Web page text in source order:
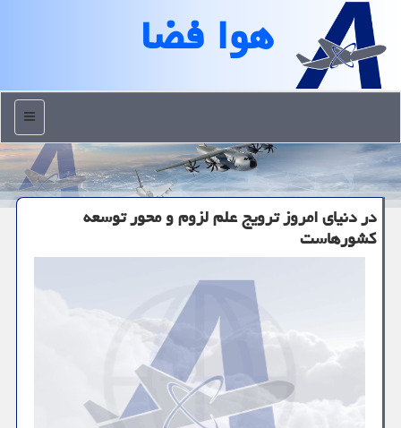
هوا فضا
منو
در دنیای امروز ترویج علم لزوم و محور توسعه
كشورهاست